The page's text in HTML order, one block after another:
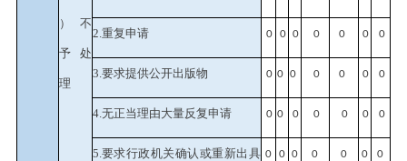
）不
予处
理
2.重复申请 0 0 0 0 0 0 0
3.要求提供公开出版物 0 0 0 0 0 0 0
4.无正当理由大量反复申请 0 0 0 0 0 0 0
5.要求行政机关确认或重新出具 0 0 0 0 0 0 0